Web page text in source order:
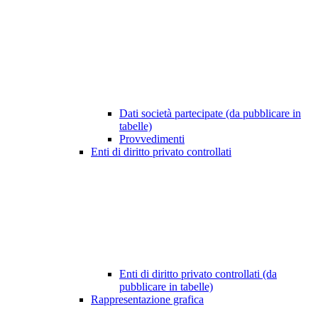
Dati società partecipate (da pubblicare in
tabelle)
Provvedimenti
Enti di diritto privato controllati
Enti di diritto privato controllati (da
pubblicare in tabelle)
Rappresentazione grafica